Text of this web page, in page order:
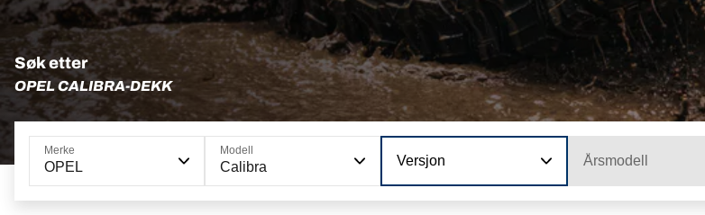
Søk etter
OPEL CALIBRA-DEKK
Merke
OPEL
Modell
Calibra Versjon Årsmodell